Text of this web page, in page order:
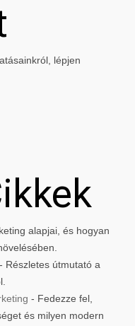
lépjen
alapjai, és hogyan
- Részletes útmutató a
- Fedezze fel,
és milyen modern